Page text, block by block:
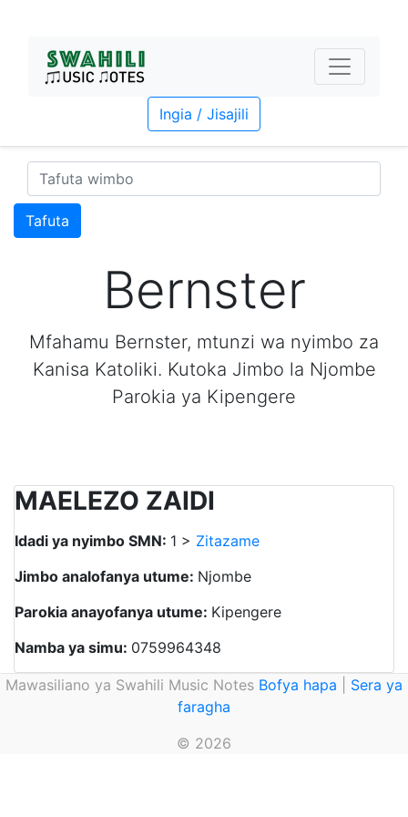
Ingia / Jisajili
Tafuta
Bernster
Mfahamu Bernster, mtunzi wa nyimbo za
Kanisa Katoliki. Kutoka Jimbo la Njombe
Parokia ya Kipengere
MAELEZO ZAIDI
Idadi ya nyimbo SMN: 1 > Zitazame
Jimbo analofanya utume: Njombe
Parokia anayofanya utume: Kipengere
Namba ya simu: 0759964348
Mawasiliano ya Swahili Music Notes Bofya hapa
Sera ya
faragha
© 2026